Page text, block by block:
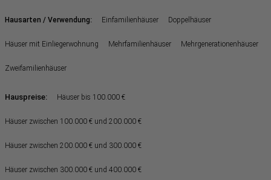
Hausarten / Verwendung: Einfamilienhäuser Doppelhäuser
Häuser mit Einliegerwohnung Mehrfamilienhäuser Mehrgenerationenhäuser
Zweifamilienhäuser
Hauspreise: Häuser bis 100.000 €
Häuser zwischen 100.000 € und 200.000 €
Häuser zwischen 200.000 € und 300.000 €
Häuser zwischen 300.000 € und 400.000 €